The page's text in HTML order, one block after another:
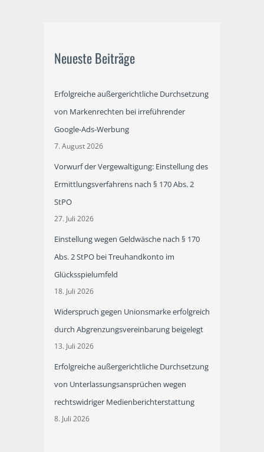
Neueste Beiträge
Erfolgreiche außergerichtliche Durchsetzung
von Markenrechten bei irreführender
Google-Ads-Werbung
7. August 2026
Vorwurf der Vergewaltigung: Einstellung des
Ermittlungsverfahrens nach § 170 Abs. 2
StPO
27. Juli 2026
Einstellung wegen Geldwäsche nach § 170
Abs. 2 StPO bei Treuhandkonto im
Glücksspielumfeld
18. Juli 2026
Widerspruch gegen Unionsmarke erfolgreich
durch Abgrenzungsvereinbarung beigelegt
13. Juli 2026
Erfolgreiche außergerichtliche Durchsetzung
von Unterlassungsansprüchen wegen
rechtswidriger Medienberichterstattung
8. Juli 2026